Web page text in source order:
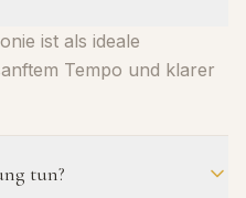
ist als ideale
Tempo und klarer
tun?